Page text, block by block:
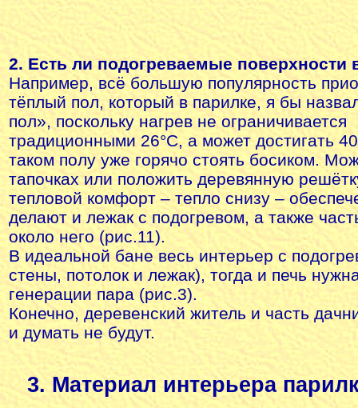
2. Есть ли подогреваемые поверхности
Например, всё большую популярность
тёплый пол, который в парилке, я бы
пол», поскольку нагрев не ограничивается
традиционными 26°С, а может достигать
таком полу уже горячо стоять босиком.
тапочках или положить деревянную
тепловой комфорт – тепло снизу –
делают и лежак с подогревом, а также
около него (рис.11).
В идеальной бане весь интерьер с
стены, потолок и лежак), тогда и печь
генерации пара (рис.3).
Конечно, деревенский житель и часть
и думать не будут.
3. Материал интерьера